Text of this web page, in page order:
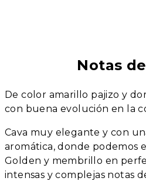
Notas
De color amarillo pajizo y
con buena evolución en la
Cava muy elegante y con
aromática, donde podemos
Golden y membrillo en
intensas y complejas notas